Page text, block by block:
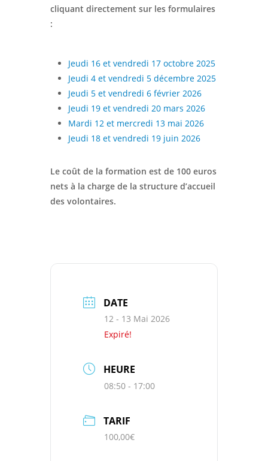
cliquant directement sur les formulaires
:
Jeudi 16 et vendredi 17 octobre 2025
Jeudi 4 et vendredi 5 décembre 2025
Jeudi 5 et vendredi 6 février 2026
Jeudi 19 et vendredi 20 mars 2026
Mardi 12 et mercredi 13 mai 2026
Jeudi 18 et vendredi 19 juin 2026
Le coût de la formation est de 100 euros
nets à la charge de la structure d’accueil
des volontaires.
DATE
12 - 13 Mai 2026
Expiré!
HEURE
08:50 - 17:00
TARIF
100,00€